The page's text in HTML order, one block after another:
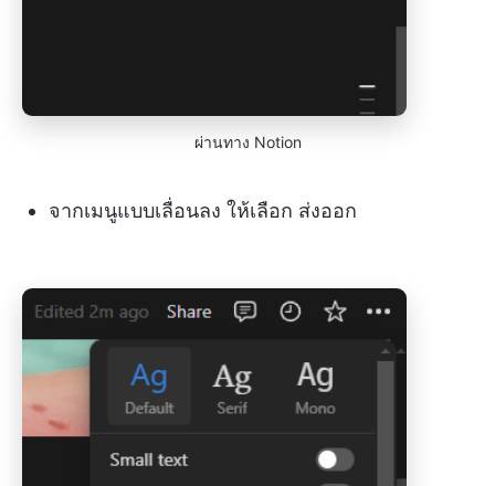
ผ่านทาง Notion
จากเมนูแบบเลื่อนลง ให้เลือก ส่งออก